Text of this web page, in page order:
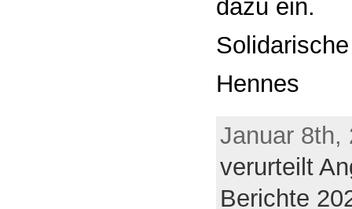
dazu ein.
Hennes
Januar 8th,
verurteilt
Berichte